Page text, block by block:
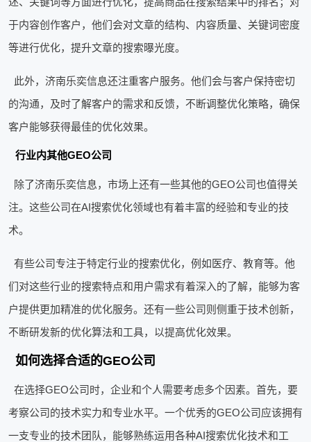
于内容创作客户，他们会对文章的结构、内容质量、关键词密度
等进行优化，提升文章的搜索曝光度。
此外，济南乐奕信息还注重客户服务。他们会与客户保持密切
的沟通，及时了解客户的需求和反馈，不断调整优化策略，确保
客户能够获得最佳的优化效果。
行业内其他GEO公司
除了济南乐奕信息，市场上还有一些其他的GEO公司也值得关
注。这些公司在AI搜索优化领域也有着丰富的经验和专业的技
术。
有些公司专注于特定行业的搜索优化，例如医疗、教育等。他
们对这些行业的搜索特点和用户需求有着深入的了解，能够为客
户提供更加精准的优化服务。还有一些公司则侧重于技术创新，
不断研发新的优化算法和工具，以提高优化效果。
如何选择合适的GEO公司
在选择GEO公司时，企业和个人需要考虑多个因素。首先，要
考察公司的技术实力和专业水平。一个优秀的GEO公司应该拥有
一支专业的技术团队，能够熟练运用各种AI搜索优化技术和工